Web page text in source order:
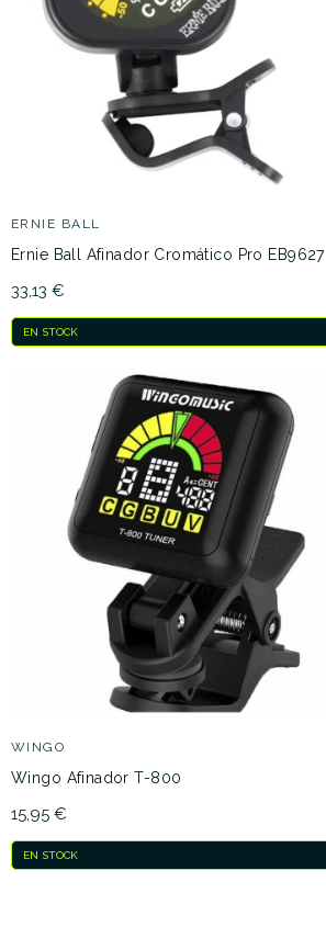
ERNIE BALL
Ernie Ball Afinador Cromático Pro EB9627
33,13 €
EN STOCK
WINGO
Wingo Afinador T-800
15,95 €
EN STOCK